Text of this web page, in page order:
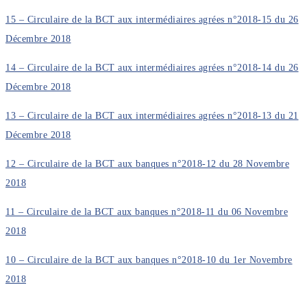
15 – Circulaire de la BCT aux intermédiaires agrées n°2018-15 du 26
Décembre 2018
14 – Circulaire de la BCT aux intermédiaires agrées n°2018-14 du 26
Décembre 2018
13 – Circulaire de la BCT aux intermédiaires agrées n°2018-13 du 21
Décembre 2018
12 – Circulaire de la BCT aux banques n°2018-12 du 28 Novembre
2018
11 – Circulaire de la BCT aux banques n°2018-11 du 06 Novembre
2018
10 – Circulaire de la BCT aux banques n°2018-10 du 1er Novembre
2018